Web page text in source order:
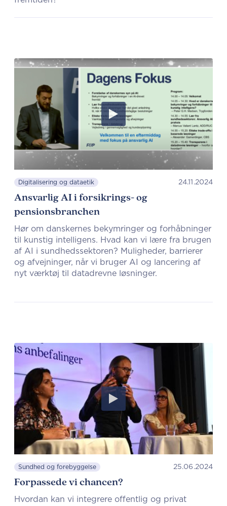
Digitalisering og dataetik 24.11.2024
Ansvarlig AI i forsikrings- og
pensionsbranchen
Hør om danskernes bekymringer og forhåbninger
til kunstig intelligens. Hvad kan vi lære fra brugen
af AI i sundhedssektoren? Muligheder, barrierer
og afvejninger, når vi bruger AI og lancering af
nyt værktøj til datadrevne løsninger.
Sundhed og forebyggelse 25.06.2024
Forpassede vi chancen?
Hvordan kan vi integrere offentlig og privat